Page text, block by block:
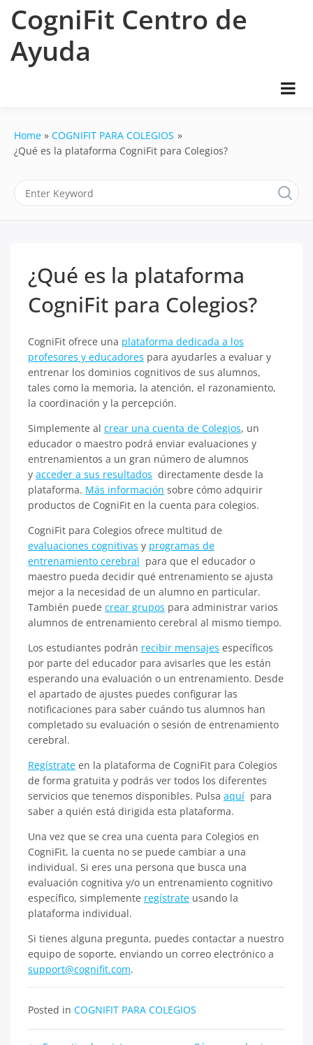
CogniFit Centro de
Ayuda
Home
COGNIFIT PARA COLEGIOS
¿Qué es la plataforma CogniFit para Colegios?
¿Qué es la plataforma
CogniFit para Colegios?
CogniFit ofrece una plataforma dedicada a los
profesores y educadores para ayudarles a evaluar y
entrenar los dominios cognitivos de sus alumnos,
tales como la memoria, la atención, el razonamiento,
la coordinación y la percepción.
Simplemente al crear una cuenta de Colegios, un
educador o maestro podrá enviar evaluaciones y
entrenamientos a un gran número de alumnos
y acceder a sus resultados directamente desde la
plataforma. Más información sobre cómo adquirir
productos de CogniFit en la cuenta para colegios.
CogniFit para Colegios ofrece multitud de
evaluaciones cognitivas y programas de
entrenamiento cerebral para que el educador o
maestro pueda decidir qué entrenamiento se ajusta
mejor a la necesidad de un alumno en particular.
También puede crear grupos para administrar varios
alumnos de entrenamiento cerebral al mismo tiempo.
Los estudiantes podrán recibir mensajes específicos
por parte del educador para avisarles que les están
esperando una evaluación o un entrenamiento. Desde
el apartado de ajustes puedes configurar las
notificaciones para saber cuándo tus alumnos han
completado su evaluación o sesión de entrenamiento
cerebral.
Regístrate en la plataforma de CogniFit para Colegios
de forma gratuita y podrás ver todos los diferentes
servicios que tenemos disponibles. Pulsa aquí para
saber a quién está dirigida esta plataforma.
Una vez que se crea una cuenta para Colegios en
CogniFit, la cuenta no se puede cambiar a una
individual. Si eres una persona que busca una
evaluación cognitiva y/o un entrenamiento cognitivo
específico, simplemente regístrate usando la
plataforma individual.
Si tienes alguna pregunta, puedes contactar a nuestro
equipo de soporte, enviando un correo electrónico a
support@cognifit.com.
Posted in COGNIFIT PARA COLEGIOS